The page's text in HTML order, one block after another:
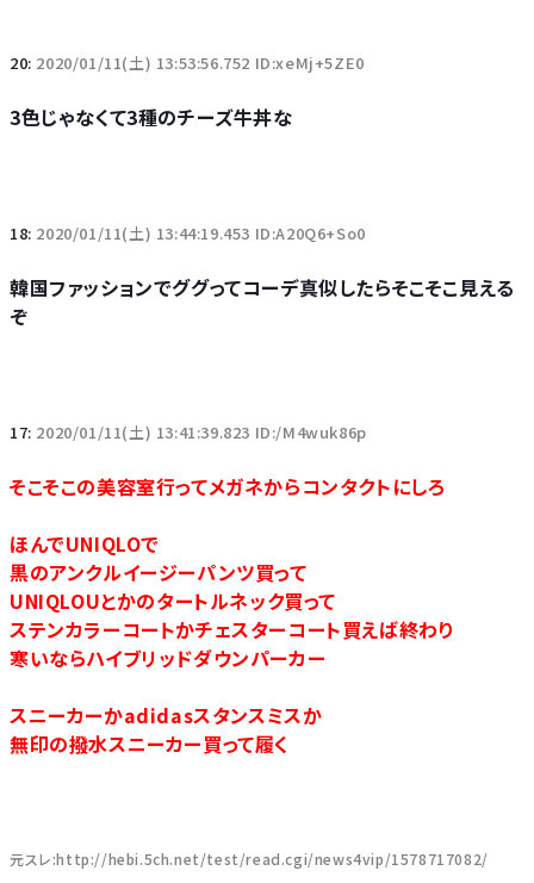
20: 2020/01/11(土) 13:53:56.752 ID:xeMj+5ZE0
3色じゃなくて3種のチーズ牛丼な
18: 2020/01/11(土) 13:44:19.453 ID:A20Q6+So0
韓国ファッションでググってコーデ真似したらそこそこ見える
ぞ
17: 2020/01/11(土) 13:41:39.823 ID:/M4wuk86p
そこそこの美容室行ってメガネからコンタクトにしろ
ほんでUNIQLOで
黒のアンクルイージーパンツ買って
UNIQLOUとかのタートルネック買って
ステンカラーコートかチェスターコート買えば終わり
寒いならハイブリッドダウンパーカー
スニーカーかadidasスタンスミスか
無印の撥水スニーカー買って履く
元スレ:http://hebi.5ch.net/test/read.cgi/news4vip/1578717082/